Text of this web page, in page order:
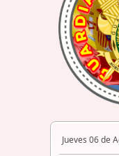
Jueves 06 de